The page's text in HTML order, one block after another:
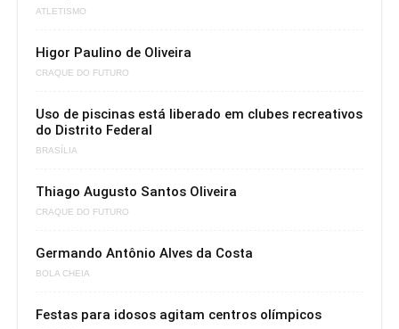
ATLETISMO
Higor Paulino de Oliveira
CRAQUE DO FUTURO
Uso de piscinas está liberado em clubes recreativos
do Distrito Federal
BRASÍLIA
Thiago Augusto Santos Oliveira
CRAQUE DO FUTURO
Germando Antônio Alves da Costa
BOLA CHEIA
Festas para idosos agitam centros olímpicos